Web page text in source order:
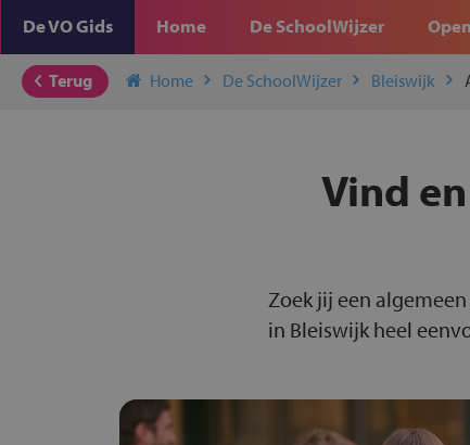
De VO Gids Home De SchoolWijzer
Terug Home De SchoolWijzer Bleiswijk
Vind
Zoek jij een
in Bleiswijk heel